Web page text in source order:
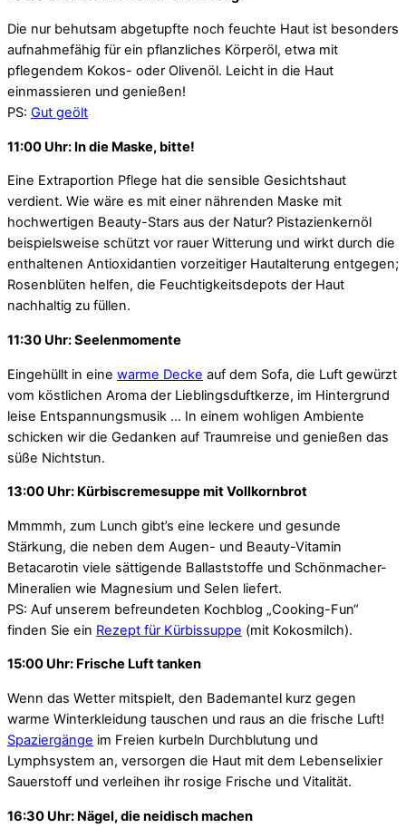
Die nur behutsam abgetupfte noch feuchte Haut ist besonders
aufnahmefähig für ein pflanzliches Körperöl, etwa mit
pflegendem Kokos- oder Olivenöl. Leicht in die Haut
einmassieren und genießen!
PS: Gut geölt
11:00 Uhr: In die Maske, bitte!
Eine Extraportion Pflege hat die sensible Gesichtshaut
verdient. Wie wäre es mit einer nährenden Maske mit
hochwertigen Beauty-Stars aus der Natur? Pistazienkernöl
beispielsweise schützt vor rauer Witterung und wirkt durch die
enthaltenen Antioxidantien vorzeitiger Hautalterung entgegen;
Rosenblüten helfen, die Feuchtigkeitsdepots der Haut
nachhaltig zu füllen.
11:30 Uhr: Seelenmomente
Eingehüllt in eine warme Decke auf dem Sofa, die Luft gewürzt
vom köstlichen Aroma der Lieblingsduftkerze, im Hintergrund
leise Entspannungsmusik … In einem wohligen Ambiente
schicken wir die Gedanken auf Traumreise und genießen das
süße Nichtstun.
13:00 Uhr: Kürbiscremesuppe mit Vollkornbrot
Mmmmh, zum Lunch gibt’s eine leckere und gesunde
Stärkung, die neben dem Augen- und Beauty-Vitamin
Betacarotin viele sättigende Ballaststoffe und Schönmacher-
Mineralien wie Magnesium und Selen liefert.
PS: Auf unserem befreundeten Kochblog „Cooking-Fun“
finden Sie ein Rezept für Kürbissuppe (mit Kokosmilch).
15:00 Uhr: Frische Luft tanken
Wenn das Wetter mitspielt, den Bademantel kurz gegen
warme Winterkleidung tauschen und raus an die frische Luft!
Spaziergänge im Freien kurbeln Durchblutung und
Lymphsystem an, versorgen die Haut mit dem Lebenselixier
Sauerstoff und verleihen ihr rosige Frische und Vitalität.
16:30 Uhr: Nägel, die neidisch machen